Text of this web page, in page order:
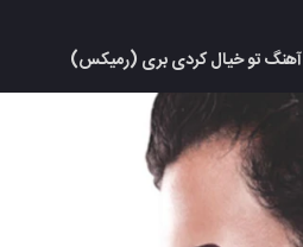
آهنگ تو خیال کردی بری (رمیکس)